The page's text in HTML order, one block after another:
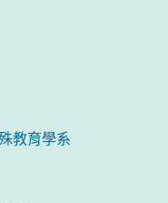
教育學系